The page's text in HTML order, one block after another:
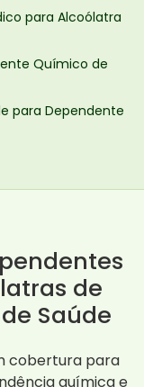
para Alcoólatra
Químico de
para Dependente
de
Saúde
cobertura para
química e